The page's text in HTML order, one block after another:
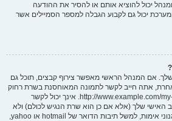
יכול להוציא אותם או להסיר את ההודעה
יכול גם לקבוע הגבלה למספר הסמיילים אשר
שלך. אם המנהל הראשי מאפשר צירוף קבצים, תוכל גם
אתה חייב לקשר לתמונה המאוחסנת בשרת רחוק
הנגיש לכולם, למשל http://www.example.com/my-picture.gif. אינך יכול לקשר
האישי שלך (אלא אם כן הוא שרת הנגיש לכולם) ולא
תמונות המאוחסנות מאחורי מנגנוני אימות, למשל תיבות הדואר של hotmail או yahoo,